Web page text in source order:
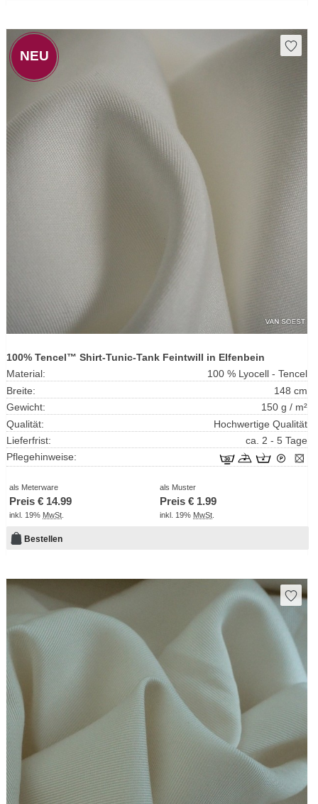
NEU
100% Tencel™ Shirt-Tunic-Tank Feintwill in Elfenbein
Material:
100 % Lyocell - Tencel
Breite:
148 cm
Gewicht:
150 g / m²
Qualität:
Hochwertige Qualität
Lieferfrist:
ca. 2 - 5 Tage
Pflegehinweise:
als Meterware
Preis € 14.99
inkl. 19% MwSt
als Muster
Preis € 1.99
inkl. 19% MwSt
Bestellen